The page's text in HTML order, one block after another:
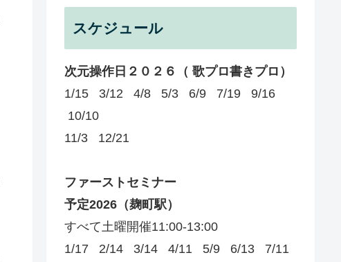
スケジュール
次元操作日２０２６（ 歌プロ書きプロ）
1/15 3/12 4/8 5/3 6/9 7/19 9/16
10/10
11/3 12/21
ファーストセミナー
予定2026 （麹町駅）
すべて土曜開催11:00-13:00
1/17 2/14 3/14 4/11 5/9 6/13 7/11